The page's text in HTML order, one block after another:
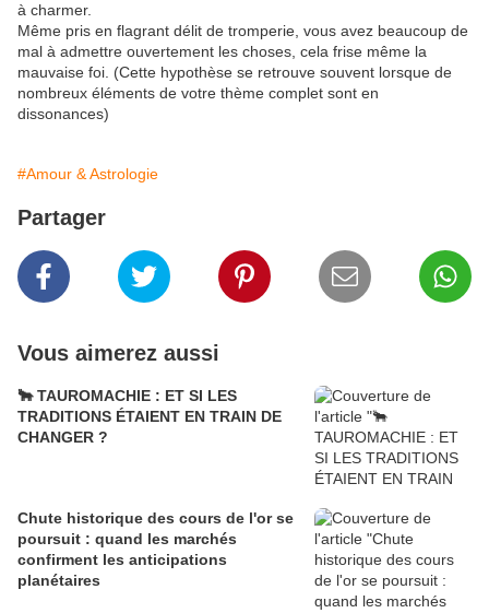
à charmer.
Même pris en flagrant délit de tromperie, vous avez beaucoup de
mal à admettre ouvertement les choses, cela frise même la
mauvaise foi. (Cette hypothèse se retrouve souvent lorsque de
nombreux éléments de votre thème complet sont en
dissonances)
#Amour & Astrologie
Partager
Vous aimerez aussi
🐂 TAUROMACHIE : ET SI LES
TRADITIONS ÉTAIENT EN TRAIN DE
CHANGER ?
Chute historique des cours de l'or se
poursuit : quand les marchés
confirment les anticipations
planétaires